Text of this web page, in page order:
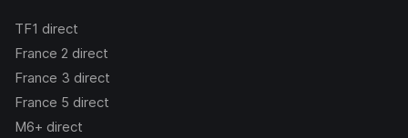
TF1 direct
France 2 direct
France 3 direct
France 5 direct
M6+ direct